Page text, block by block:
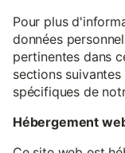
Pour plus
données
pertinentes dans
sections
spécifiques de
Hébergement